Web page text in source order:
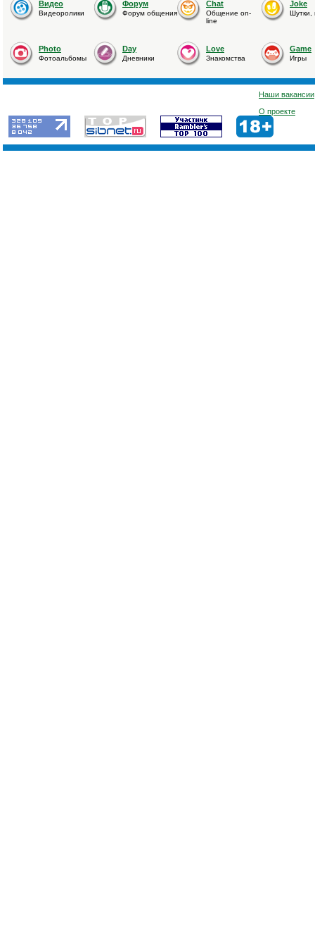
Видео
Видеоролики
Форум
Форум общения
Chat
Общение on-
line
Joke
Шутки,
Photo
Фотоальбомы
Day
Дневники
Love
Знакомства
Game
Игры
Наши вакансии
О проекте